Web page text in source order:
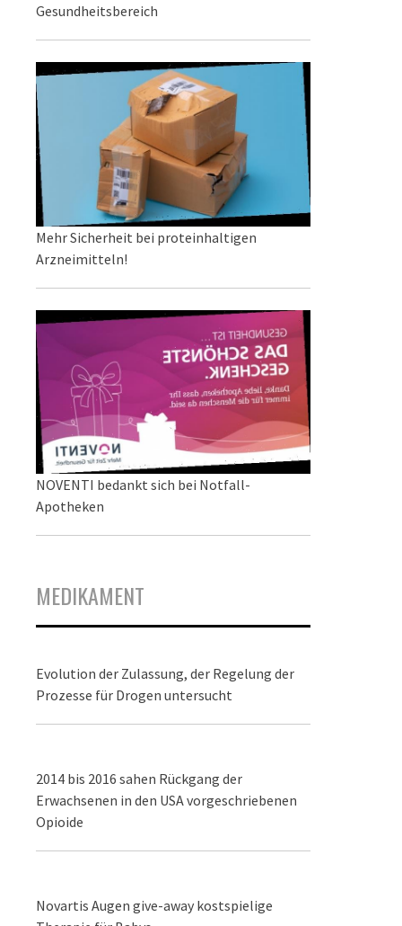
Gesundheitsbereich
Mehr Sicherheit bei proteinhaltigen
Arzneimitteln!
NOVENTI bedankt sich bei Notfall-
Apotheken
MEDIKAMENT
Evolution der Zulassung, der Regelung der
Prozesse für Drogen untersucht
2014 bis 2016 sahen Rückgang der
Erwachsenen in den USA vorgeschriebenen
Opioide
Novartis Augen give-away kostspielige